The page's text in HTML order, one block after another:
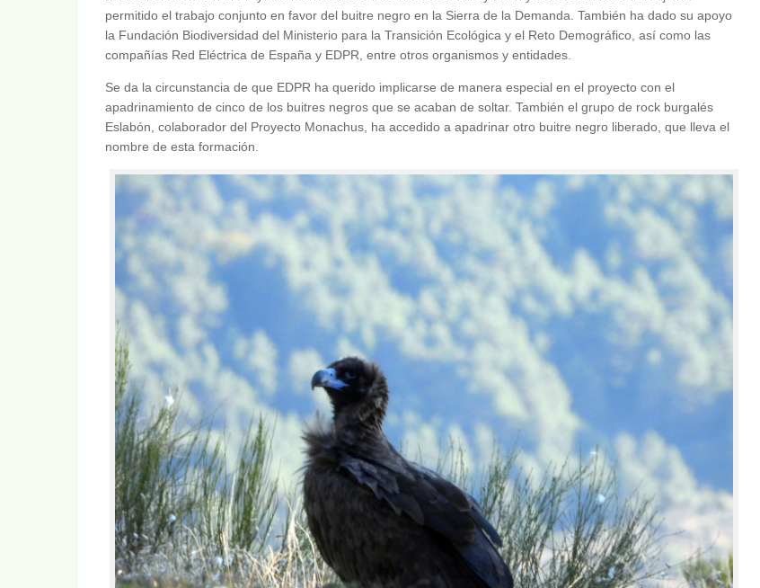
permitido el trabajo conjunto en favor del buitre negro en la Sierra de la Demanda. También ha dado su apoyo
la Fundación Biodiversidad del Ministerio para la Transición Ecológica y el Reto Demográfico, así como las
compañías Red Eléctrica de España y EDPR, entre otros organismos y entidades.
Se da la circunstancia de que EDPR ha querido implicarse de manera especial en el proyecto con el
apadrinamiento de cinco de los buitres negros que se acaban de soltar. También el grupo de rock burgalés
Eslabón, colaborador del Proyecto Monachus, ha accedido a apadrinar otro buitre negro liberado, que lleva el
nombre de esta formación.